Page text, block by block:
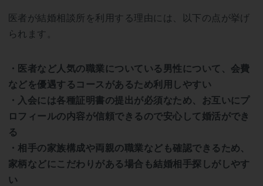
医者が結婚相談所を利用する理由には、以下の点が挙げ
られます。
・医者など人気の職業についている男性について、会費
などを優遇するコースがあるため利用しやすい
・入会には各種証明書の提出が必須なため、お互いにプ
ロフィールの内容が信頼できるので安心して婚活ができ
る
・相手の家族構成や両親の職業なども確認できるため、
家柄などにこだわりがある場合も結婚相手探しがしやす
い